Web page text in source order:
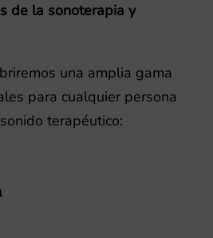
de la sonoterapia y
una amplia gama
para cualquier persona
terapéutico: